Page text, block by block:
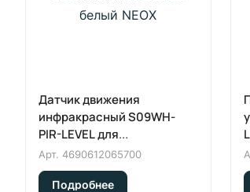
Датчик движения
инфракрасный S09WH-
PIR-LEVEL для
светильников LEVEL белый
NEOX
Арт. 4690612065700
Подробнее